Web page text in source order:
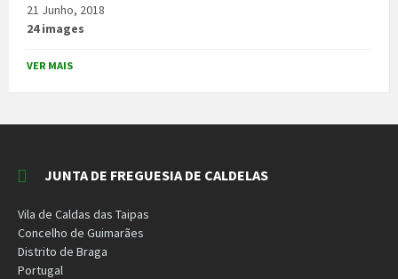
21 Junho, 2018
24 images
VER MAIS
JUNTA DE FREGUESIA DE CALDELAS
Vila de Caldas das Taipas
Concelho de Guimarães
Distrito de Braga
Portugal